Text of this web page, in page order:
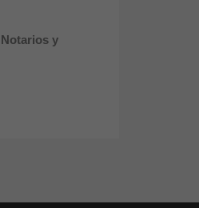
Notarios y